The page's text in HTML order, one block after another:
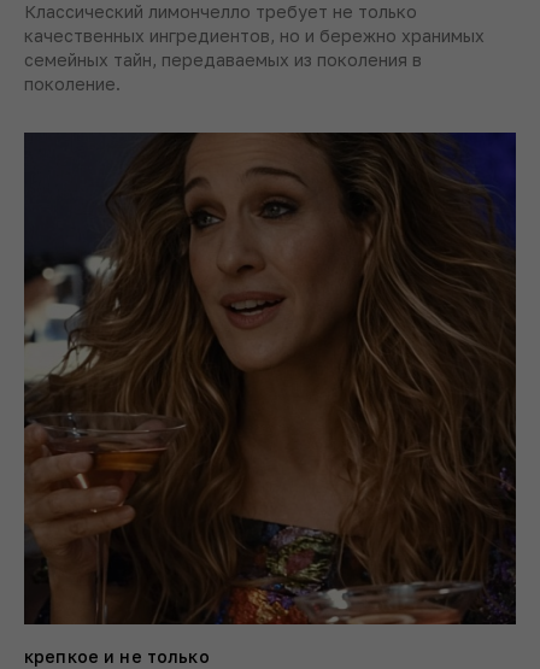
Классический лимончелло требует не только
качественных ингредиентов, но и бережно хранимых
семейных тайн, передаваемых из поколения в
поколение.
крепкое и не только